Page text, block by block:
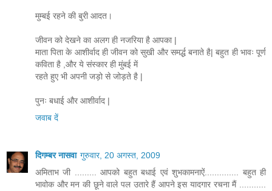
मुम्बई रहने की बुरी आदत।
जीवन को देखने का अलग ही नजरिया है आपका |
माता पिता के आशीर्वाद ही जीवन को सुखी और समर्द्ध बनाते है| बहुत ही भावः पूर्ण
कविता है ,और ये संस्कार ही मुंबई में
रहते हुए भी अपनी जड़ो से जोड़ते है |
पुनः बधाई और आशीर्वाद |
जवाब दें
दिगम्बर नासवा गुरुवार, 20 अगस्त, 2009
अमिताभ जी ......... आपको बहुत बधाई एवं शुभकामनाऐं.............. बहुत ही
भावोक और मन की छूने वाले पल उतारे हैं आपने इस यादगार रचना मैं ...........